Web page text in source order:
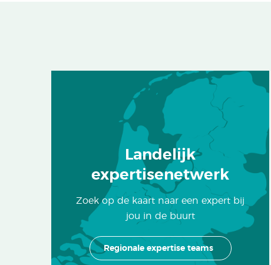
Landelijk
expertisenetwerk
Zoek op de kaart naar een expert bij
jou in de buurt
Regionale expertise teams